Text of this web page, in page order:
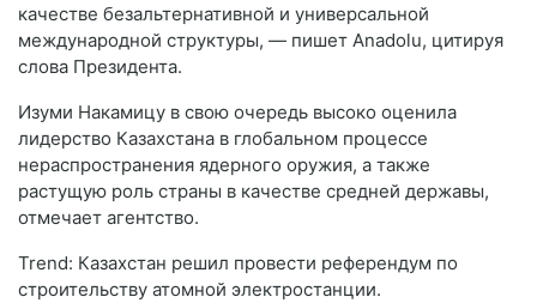
качестве безальтернативной и универсальной
международной структуры, — пишет Anadolu, цитируя
слова Президента.
Изуми Накамицу в свою очередь высоко оценила
лидерство Казахстана в глобальном процессе
нераспространения ядерного оружия, а также
растущую роль страны в качестве средней державы,
отмечает агентство.
Trend: Казахстан решил провести референдум по
строительству атомной электростанции.